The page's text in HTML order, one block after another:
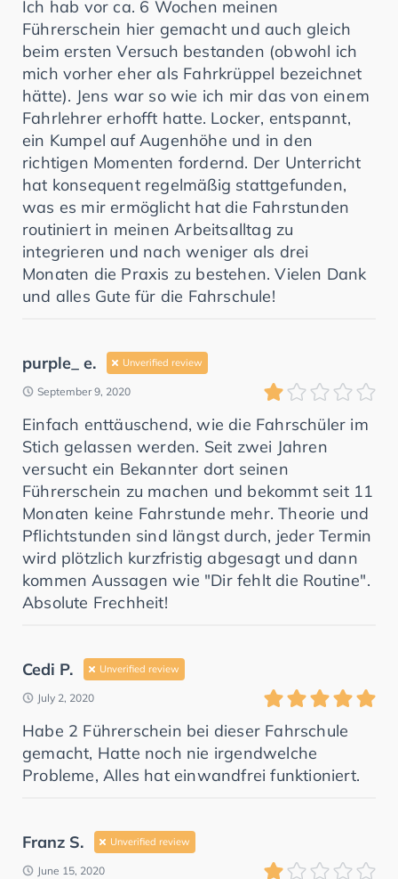
Ich hab vor ca. 6 Wochen meinen
Führerschein hier gemacht und auch gleich
beim ersten Versuch bestanden (obwohl ich
mich vorher eher als Fahrkrüppel bezeichnet
hätte). Jens war so wie ich mir das von einem
Fahrlehrer erhofft hatte. Locker, entspannt,
ein Kumpel auf Augenhöhe und in den
richtigen Momenten fordernd. Der Unterricht
hat konsequent regelmäßig stattgefunden,
was es mir ermöglicht hat die Fahrstunden
routiniert in meinen Arbeitsalltag zu
integrieren und nach weniger als drei
Monaten die Praxis zu bestehen. Vielen Dank
und alles Gute für die Fahrschule!
purple_ e. Unverified review
September 9, 2020
Einfach enttäuschend, wie die Fahrschüler im
Stich gelassen werden. Seit zwei Jahren
versucht ein Bekannter dort seinen
Führerschein zu machen und bekommt seit 11
Monaten keine Fahrstunde mehr. Theorie und
Pflichtstunden sind längst durch, jeder Termin
wird plötzlich kurzfristig abgesagt und dann
kommen Aussagen wie "Dir fehlt die Routine".
Absolute Frechheit!
Cedi P. Unverified review
July 2, 2020
Habe 2 Führerschein bei dieser Fahrschule
gemacht, Hatte noch nie irgendwelche
Probleme, Alles hat einwandfrei funktioniert.
Franz S. Unverified review
June 15, 2020